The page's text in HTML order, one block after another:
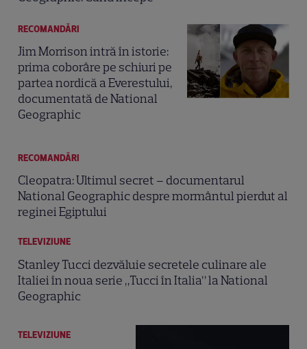
RECOMANDĂRI
Jim Morrison intră în istorie:
prima coborâre pe schiuri pe
partea nordică a Everestului,
documentată de National
Geographic
RECOMANDĂRI
Cleopatra: Ultimul secret – documentarul
National Geographic despre mormântul pierdut al
reginei Egiptului
TELEVIZIUNE
Stanley Tucci dezvăluie secretele culinare ale
Italiei în noua serie „Tucci în Italia” la National
Geographic
TELEVIZIUNE